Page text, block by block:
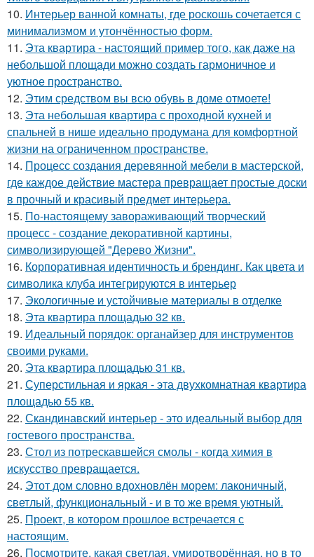
10. Интерьер ванной комнаты, где роскошь сочетается с
минимализмом и утончённостью форм.
11. Эта квартира - настоящий пример того, как даже на
небольшой площади можно создать гармоничное и
уютное пространство.
12. Этим средством вы всю обувь в доме отмоете!
13. Эта небольшая квартира с проходной кухней и
спальней в нише идеально продумана для комфортной
жизни на ограниченном пространстве.
14. Процесс создания деревянной мебели в мастерской,
где каждое действие мастера превращает простые доски
в прочный и красивый предмет интерьера.
15. По-настоящему завораживающий творческий
процесс - создание декоративной картины,
символизирующей "Дерево Жизни".
16. Корпоративная идентичность и брендинг. Как цвета и
символика клуба интегрируются в интерьер
17. Экологичные и устойчивые материалы в отделке
18. Эта квартира площадью 32 кв.
19. Идеальный порядок: органайзер для инструментов
своими руками.
20. Эта квартира площадью 31 кв.
21. Суперстильная и яркая - эта двухкомнатная квартира
площадью 55 кв.
22. Скандинавский интерьер - это идеальный выбор для
гостевого пространства.
23. Стол из потрескавшейся смолы - когда химия в
искусство превращается.
24. Этот дом словно вдохновлён морем: лаконичный,
светлый, функциональный - и в то же время уютный.
25. Проект, в котором прошлое встречается с
настоящим.
26. Посмотрите, какая светлая, умиротворённая, но в то